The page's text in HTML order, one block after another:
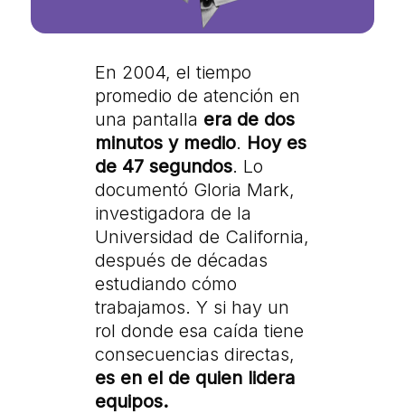
En 2004, el tiempo
promedio de atención en
una pantalla era de dos
minutos y medio. Hoy es
de 47 segundos. Lo
documentó Gloria Mark,
investigadora de la
Universidad de California,
después de décadas
estudiando cómo
trabajamos. Y si hay un
rol donde esa caída tiene
consecuencias directas,
es en el de quien lidera
equipos.